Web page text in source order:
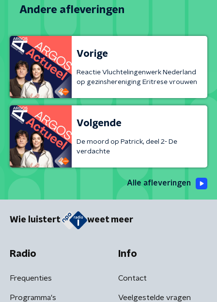
Andere afleveringen
Vorige
Reactie Vluchtelingenwerk Nederland
op gezinshereniging Eritrese vrouwen
Volgende
De moord op Patrick, deel 2- De
verdachte
Alle afleveringen
Wie luistert weet meer
Radio
Frequenties
Programma's
Info
Contact
Veelgestelde vragen